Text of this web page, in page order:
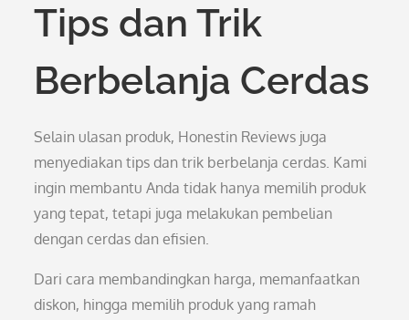
Tips dan Trik
Berbelanja Cerdas
Selain ulasan produk, Honestin Reviews juga
menyediakan tips dan trik berbelanja cerdas. Kami
ingin membantu Anda tidak hanya memilih produk
yang tepat, tetapi juga melakukan pembelian
dengan cerdas dan efisien.
Dari cara membandingkan harga, memanfaatkan
diskon, hingga memilih produk yang ramah